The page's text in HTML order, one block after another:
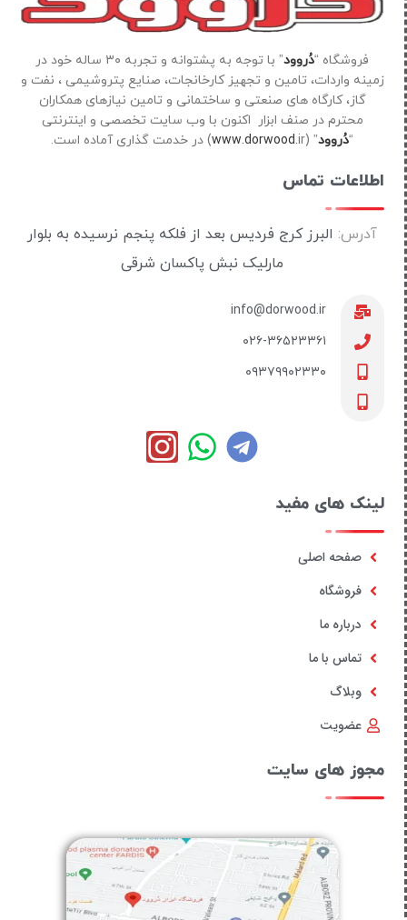
فروشگاه “دُروود
” با توجه به پشتوانه و تجربه ۳۰ ساله خود در
زمینه واردات، تامین و تجهیز کارخانجات، صنایع پتروشیمی ، نفت و
گاز، کارگاه های صنعتی و ساختمانی و تامین نیازهای همکاران
محترم در صنف ابزار اکنون با وب سایت تخصصی و اینترنتی
“دُروود” (
www.dorwood.ir) در خدمت گذاری آماده است.
اطلاعات تماس
آدرس: البرز کرج فردیس بعد از فلکه پنجم نرسیده به بلوار
مارلیک نبش پاکسان شرقی
info@dorwood.ir
۰۲۶-۳۶۵۲۳۳۶۱
۰۹۳۷۹۹۰۲۳۳۰
لینک های مفید
صفحه اصلی
فروشگاه
درباره ما
تماس با ما
وبلاگ
عضویت
مجوز های سایت